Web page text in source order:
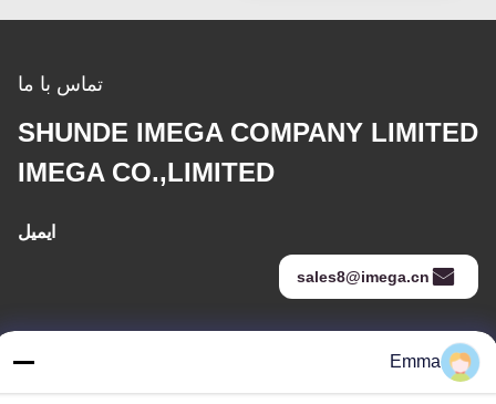
تماس با ما
SHUNDE IMEGA COMPANY LIMITED
IMEGA CO.,LIMITED
ایمیل
sales8@imega.cn
آدرس ما Emma